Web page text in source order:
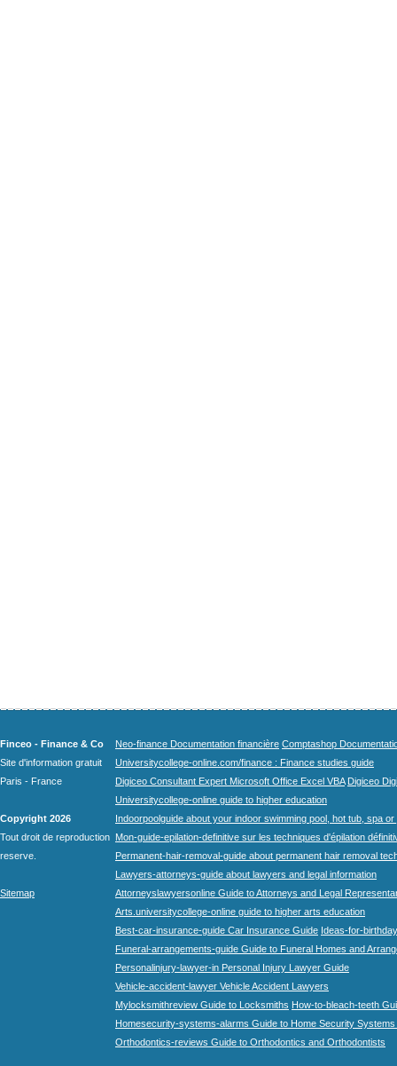
Finceo - Finance & Co
Site d'information gratuit
Paris - France
Copyright 2026
Tout droit de reproduction
reserve.
Sitemap
Neo-finance Documentation financière Comptashop
Universitycollege-online.com/finance : Finance studies guide
Digiceo Consultant Expert Microsoft Office Excel VBA Digiceo
Universitycollege-online guide to higher education
Indoorpoolguide about your indoor swimming pool, hot tub, spa
Mon-guide-epilation-definitive sur les techniques d'épilation
Permanent-hair-removal-guide about permanent hair removal
Lawyers-attorneys-guide about lawyers and legal information
Attorneyslawyersonline Guide to Attorneys and Legal
Arts.universitycollege-online guide to higher arts education
Best-car-insurance-guide Car Insurance Guide Ideas-for-
Funeral-arrangements-guide Guide to Funeral Homes and
Personalinjury-lawyer-in Personal Injury Lawyer Guide
Vehicle-accident-lawyer Vehicle Accident Lawyers
Mylocksmithreview Guide to Locksmiths How-to-bleach-teeth
Homesecurity-systems-alarms Guide to Home Security Systems
Orthodontics-reviews Guide to Orthodontics and Orthodontists